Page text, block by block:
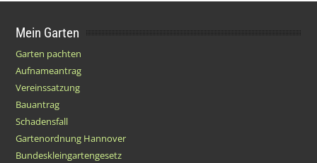
Mein Garten
Garten pachten
Aufnameantrag
Vereinssatzung
Bauantrag
Schadensfall
Gartenordnung Hannover
Bundeskleingartengesetz